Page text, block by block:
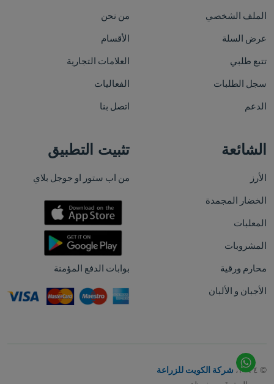
الملف الشخصي
عرض السلة
تتبع طلبي
سجل الطلبات
الدعم
من نحن
الأقسام
العلامات التجارية
الفعاليات
اتصل بنا
الشائعة
الأرز
الخضار المجمدة
المعلبات
المشروبات
محارم ورقية
الأجبان و الألبان
تثبيت التطبيق
من اب ستور او جوجل بلاي
بوابات الدفع المؤمنة
© ٢٠٢٤،
شركة الكويت للزراعة